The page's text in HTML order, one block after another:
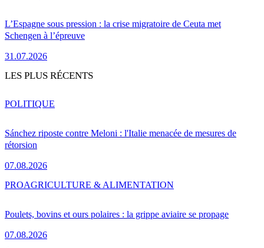
L’Espagne sous pression : la crise migratoire de Ceuta met
Schengen à l’épreuve
31.07.2026
LES PLUS RÉCENTS
Sánchez riposte contre Meloni : l'Italie menacée de mesures de
rétorsion
07.08.2026
POLITIQUE
Poulets, bovins et ours polaires : la grippe aviaire se propage
07.08.2026
PROAGRICULTURE & ALIMENTATION